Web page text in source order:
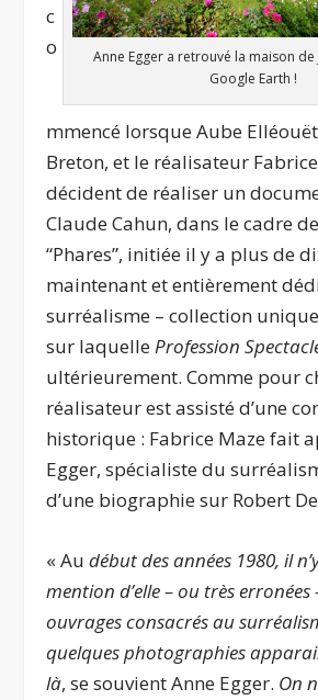
Anne Egger a retrouvé la maison de
Google Earth !
c
o
mmencé lorsque Aube
Breton, et le réalisateur
décident de réaliser un
Claude Cahun, dans le cadre
“Phares”, initiée il y a plus de
maintenant et entièrement
surréalisme – collection
sur laquelleProfession
ultérieurement. Comme pour
réalisateur est assisté d’une
historique : Fabrice Maze fait
Egger, spécialiste du
d’une biographie sur Robert
« Au début des années 1980, il
mention d’elle – ou très erronées
ouvrages consacrés au
quelques photographies
là, se souvient Anne Egger. On